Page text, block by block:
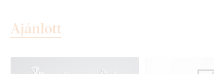
Ajánlott